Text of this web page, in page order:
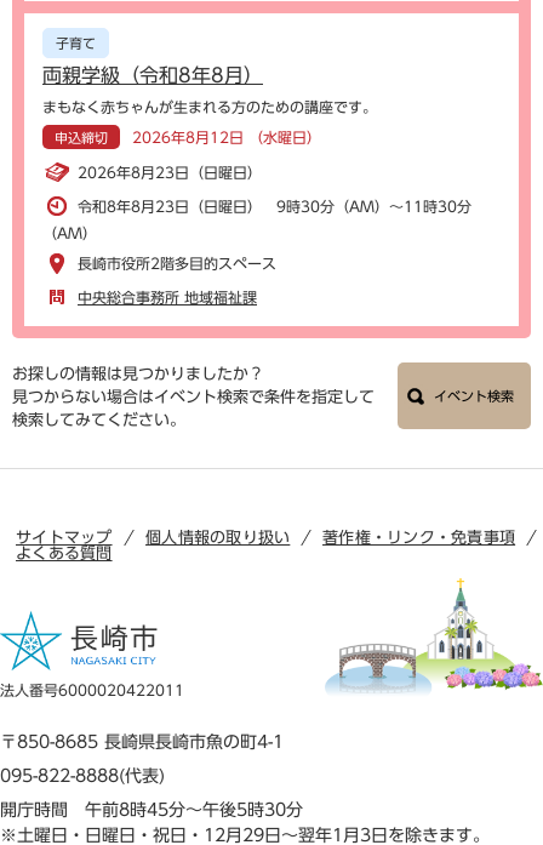
子育て
両親学級（令和8年8月）
まもなく赤ちゃんが生まれる方のための講座です。
申込締切 2026年8月12日 （水曜日）
2026年8月23日（日曜日）
令和8年8月23日（日曜日） 9時30分（AM）～11時30分
（AM）
長崎市役所2階多目的スペース
中央総合事務所 地域福祉課
お探しの情報は見つかりましたか？
見つからない場合はイベント検索で条件を指定して
検索してみてください。
イベント検索
サイトマップ 個人情報の取り扱い
著作権・リンク・免責事項
よくある質問
法人番号6000020422011
〒850-8685 長崎県長崎市魚の町4-1
095-822-8888(代表)
開庁時間 午前8時45分～午後5時30分
※土曜日・日曜日・祝日・12月29日～翌年1月3日を除きます。